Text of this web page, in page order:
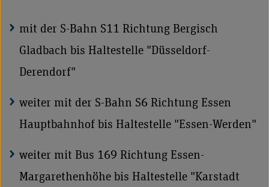
mit der S-Bahn S11 Richtung Bergisch
Gladbach bis Haltestelle "Düsseldorf-
Derendorf"
weiter mit der S-Bahn S6 Richtung Essen
Hauptbahnhof bis Haltestelle "Essen-Werden"
weiter mit Bus 169 Richtung Essen-
Margarethenhöhe bis Haltestelle "Karstadt